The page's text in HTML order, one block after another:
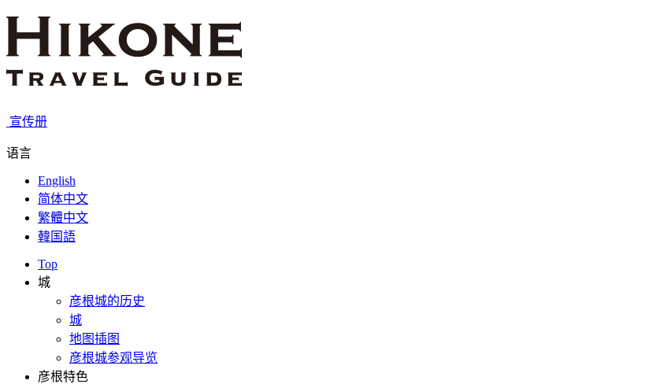
宣传册
语言
English
简体中文
繁體中文
韓国語
Top
城
彦根城的历史
城
地图插图
彦根城参观导览
彦根特色